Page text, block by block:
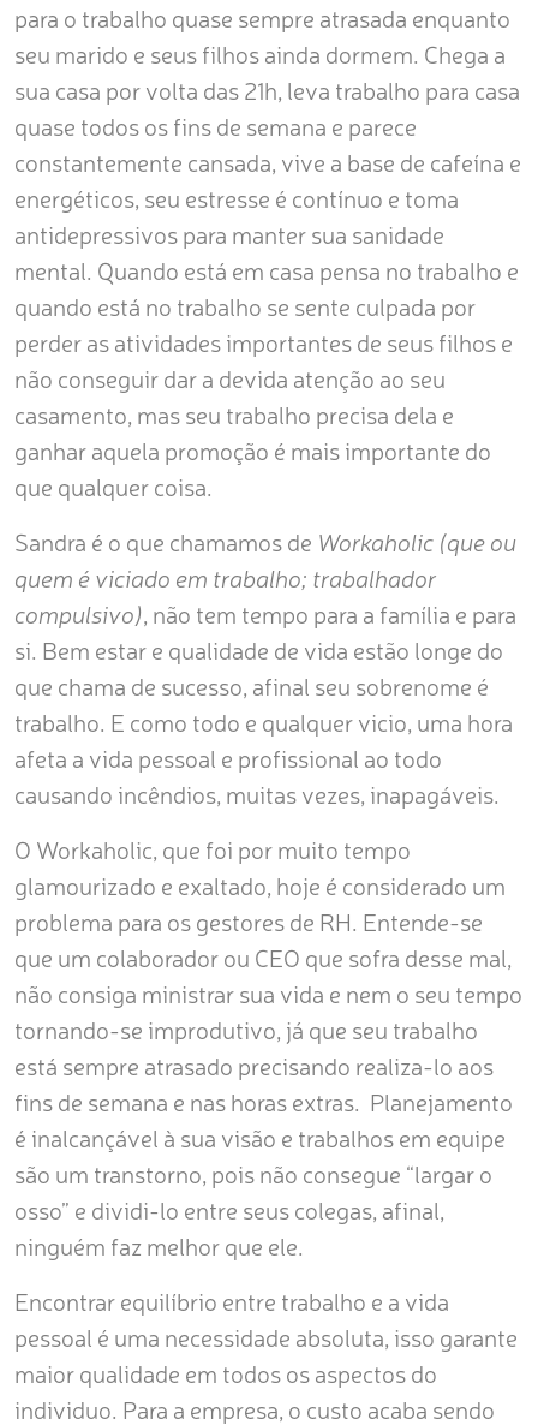
para o trabalho quase sempre atrasada enquanto
seu marido e seus filhos ainda dormem. Chega a
sua casa por volta das 21h, leva trabalho para casa
quase todos os fins de semana e parece
constantemente cansada, vive a base de cafeína e
energéticos, seu estresse é contínuo e toma
antidepressivos para manter sua sanidade
mental. Quando está em casa pensa no trabalho e
quando está no trabalho se sente culpada por
perder as atividades importantes de seus filhos e
não conseguir dar a devida atenção ao seu
casamento, mas seu trabalho precisa dela e
ganhar aquela promoção é mais importante do
que qualquer coisa.
Sandra é o que chamamos de Workaholic (que ou
quem é viciado em trabalho; trabalhador
compulsivo), não tem tempo para a família e para
si. Bem estar e qualidade de vida estão longe do
que chama de sucesso, afinal seu sobrenome é
trabalho. E como todo e qualquer vicio, uma hora
afeta a vida pessoal e profissional ao todo
causando incêndios, muitas vezes, inapagáveis.
O Workaholic, que foi por muito tempo
glamourizado e exaltado, hoje é considerado um
problema para os gestores de RH. Entende-se
que um colaborador ou CEO que sofra desse mal,
não consiga ministrar sua vida e nem o seu tempo
tornando-se improdutivo, já que seu trabalho
está sempre atrasado precisando realiza-lo aos
fins de semana e nas horas extras. Planejamento
é inalcançável à sua visão e trabalhos em equipe
são um transtorno, pois não consegue “largar o
osso” e dividi-lo entre seus colegas, afinal,
ninguém faz melhor que ele.
Encontrar equilíbrio entre trabalho e a vida
pessoal é uma necessidade absoluta, isso garante
maior qualidade em todos os aspectos do
individuo. Para a empresa, o custo acaba sendo